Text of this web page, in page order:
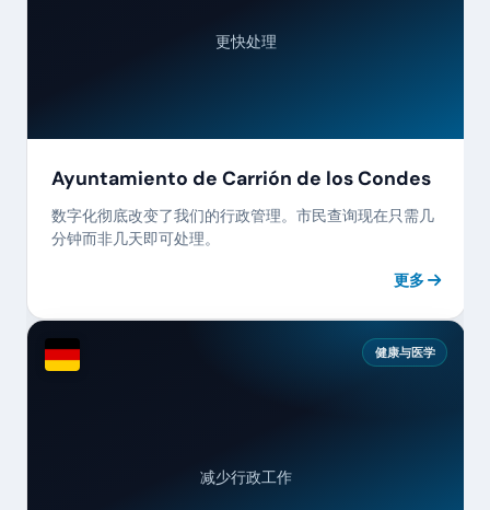
更快处理
Ayuntamiento de Carrión de los Condes
数字化彻底改变了我们的行政管理。市民查询现在只需几
分钟而非几天即可处理。
更多
健康与医学
减少行政工作